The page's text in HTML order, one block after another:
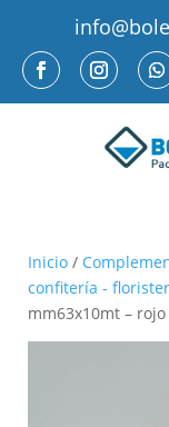
Inicio /
confitería -
mm63x10mt –